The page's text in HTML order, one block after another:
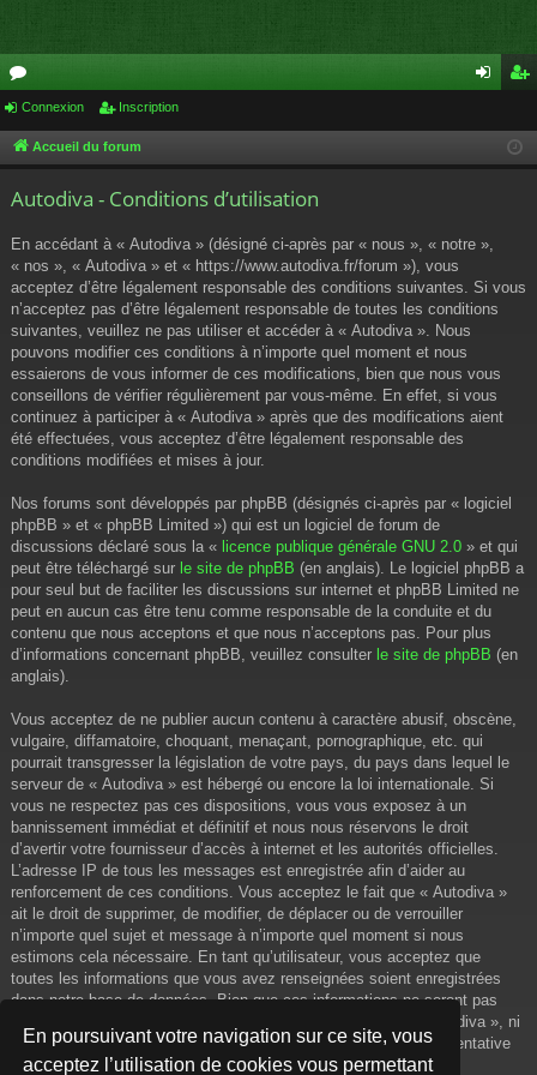
En poursuivant votre navigation sur ce site, vous
acceptez l’utilisation de cookies vous permettant
or
u cri
Connexion Inscription
Accueil du forum
Autodiva - Conditions d’utilisation
En accédant à « Autodiva » (désigné ci-après par « nous », « notre »,
« nos », « Autodiva » et « https://www.autodiva.fr/forum »), vous
acceptez d’être légalement responsable des conditions suivantes. Si vous
n’acceptez pas d’être légalement responsable de toutes les conditions
suivantes, veuillez ne pas utiliser et accéder à « Autodiva ». Nous
pouvons modifier ces conditions à n’importe quel moment et nous
essaierons de vous informer de ces modifications, bien que nous vous
conseillons de vérifier régulièrement par vous-même. En effet, si vous
continuez à participer à « Autodiva » après que des modifications aient
été effectuées, vous acceptez d’être légalement responsable des
conditions modifiées et mises à jour.
Nos forums sont développés par phpBB (désignés ci-après par « logiciel
phpBB » et « phpBB Limited ») qui est un logiciel de forum de
discussions déclaré sous la « licence publique générale GNU 2.0 » et qui
peut être téléchargé sur le site de phpBB (en anglais). Le logiciel phpBB a
pour seul but de faciliter les discussions sur internet et phpBB Limited ne
peut en aucun cas être tenu comme responsable de la conduite et du
contenu que nous acceptons et que nous n’acceptons pas. Pour plus
d’informations concernant phpBB, veuillez consulter le site de phpBB (en
anglais).
Vous acceptez de ne publier aucun contenu à caractère abusif, obscène,
vulgaire, diffamatoire, choquant, menaçant, pornographique, etc. qui
pourrait transgresser la législation de votre pays, du pays dans lequel le
serveur de « Autodiva » est hébergé ou encore la loi internationale. Si
vous ne respectez pas ces dispositions, vous vous exposez à un
bannissement immédiat et définitif et nous nous réservons le droit
d’avertir votre fournisseur d’accès à internet et les autorités officielles.
L’adresse IP de tous les messages est enregistrée afin d’aider au
renforcement de ces conditions. Vous acceptez le fait que « Autodiva »
ait le droit de supprimer, de modifier, de déplacer ou de verrouiller
n’importe quel sujet et message à n’importe quel moment si nous
estimons cela nécessaire. En tant qu’utilisateur, vous acceptez que
toutes les informations que vous avez renseignées soient enregistrées
dans notre base de données. Bien que ces informations ne seront pas
diffusées à une tierce partie sans votre consentement, ni « Autodiva », ni
phpBB, ne pourront être tenus comme responsables en cas de tentative
de piratage informatique visant à compromettre vos données.